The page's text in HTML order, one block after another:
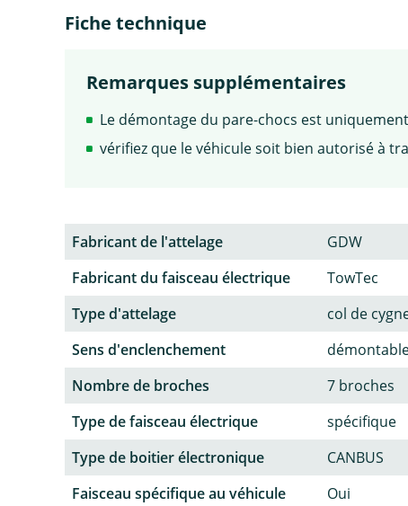
Fiche technique
Remarques supplémentaires
Le démontage du pare-chocs est
vérifiez que le véhicule soit bien autorisé à
Fabricant de l'attelage
GDW
Fabricant du faisceau électrique
TowTec
Type d'attelage
col de
Sens d'enclenchement
Nombre de broches
7 broches
Type de faisceau électrique
spécifique
Type de boitier électronique
CANBUS
Faisceau spécifique au véhicule
Oui